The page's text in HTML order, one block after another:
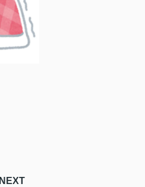
NEXT